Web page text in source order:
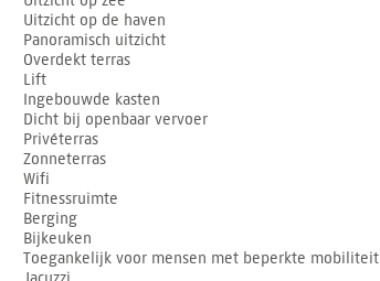
Uitzicht op de haven
Panoramisch uitzicht
Overdekt terras
Lift
Ingebouwde kasten
Dicht bij openbaar vervoer
Privéterras
Zonneterras
Wifi
Fitnessruimte
Berging
Bijkeuken
Toegankelijk voor mensen met beperkte mobiliteit